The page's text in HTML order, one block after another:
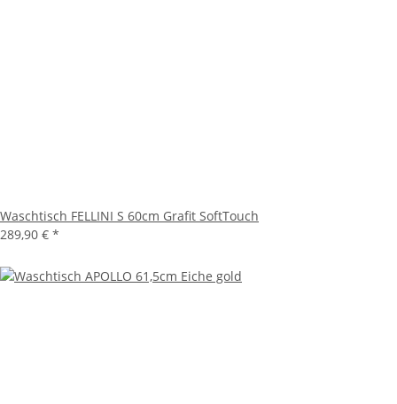
Waschtisch FELLINI S 60cm Grafit SoftTouch
289,90 € *